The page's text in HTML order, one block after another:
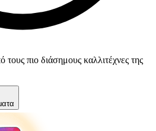
πιο διάσημους καλλιτέχνες της